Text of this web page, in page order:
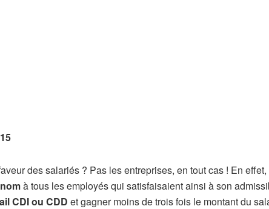
des salariés ? Pas les entreprises, en tout cas ! En
à tous les employés qui satisfaisaient ainsi à son
CDI ou CDD et gagner moins de trois fois le montant du